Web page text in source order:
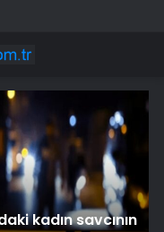
kadın savcının